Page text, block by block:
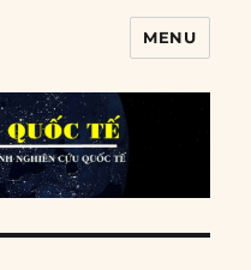
MENU